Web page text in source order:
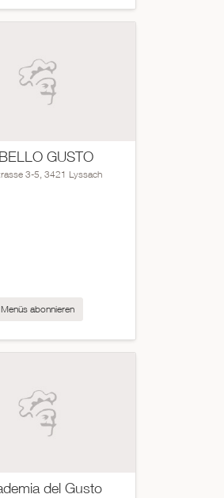
GUSTO
3-5, 3421 Lyssach
Menüs abonnieren
del Gusto